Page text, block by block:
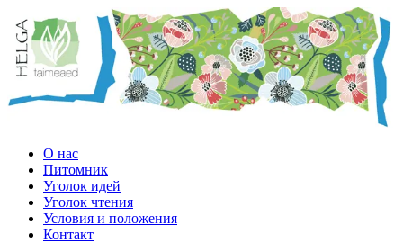
О нас
Питомник
Уголок идей
Уголок чтения
Условия и положения
Контакт